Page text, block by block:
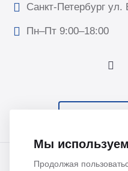
Санкт-Петербург
Пн–Пт 9:00–18:00
© 2026 Все права
Мы
Продолжая